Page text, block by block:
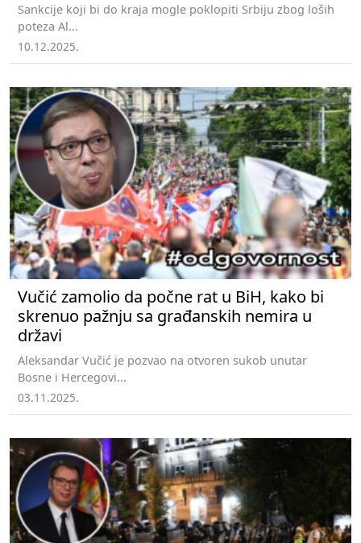
Sankcije koji bi do kraja mogle poklopiti Srbiju zbog loših
poteza Al...
10.12.2025.
Vučić zamolio da počne rat u BiH, kako bi
skrenuo pažnju sa građanskih nemira u
državi
Aleksandar Vučić je pozvao na otvoren sukob unutar
Bosne i Hercegovi...
03.11.2025.